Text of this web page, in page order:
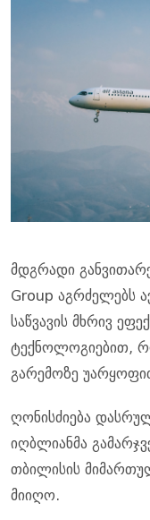
მდგრადი
Group აგრძელებს
საწვავის მხრივ
ტექნოლოგიებით,
გარემოზე
ღონისძიება
იღბლიანმა
თბილისის
მიიღო.